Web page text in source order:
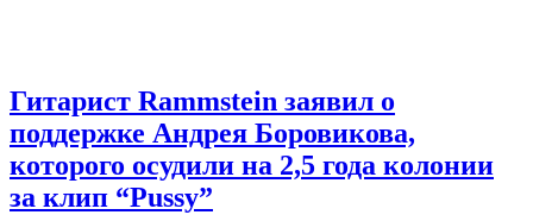
Гитарист Rammstein заявил о
поддержке Андрея Боровикова,
которого осудили на 2,5 года колонии
за клип “Pussy”